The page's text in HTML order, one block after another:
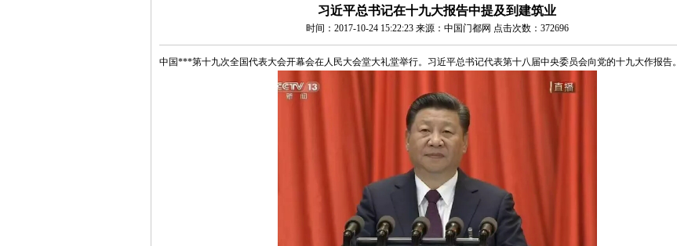
习近平总书记在十九大报告中提及到建筑业
时间：2017-10-24 15:22:23 来源：中国门都网 点击次数：372696
中国***第十九次全国代表大会开幕会在人民大会堂大礼堂举行。习近平总书记代表第十八届中央委员会向党的十九大作报告。